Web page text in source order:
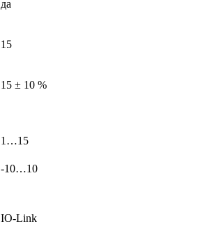
да
15
15 ± 10 %
1…15
-10…10
IO-Link